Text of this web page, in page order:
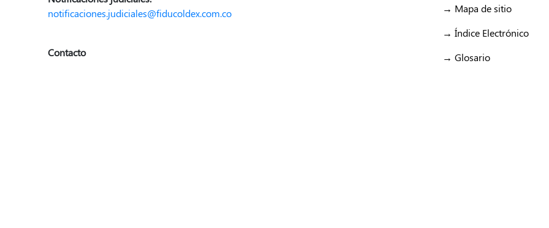
notificaciones.judiciales@fiducoldex.com.co
Contacto
→ Mapa de sitio
→ Índice Electrónico
→ Glosario